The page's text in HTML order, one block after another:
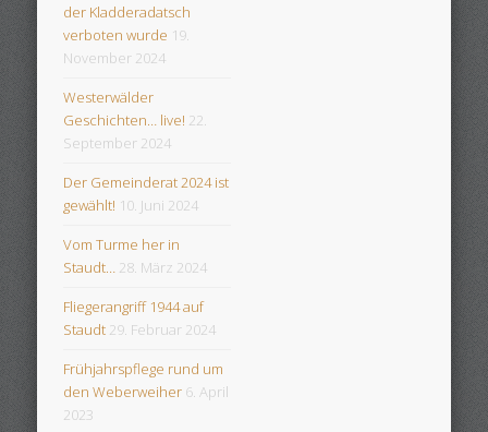
der Kladderadatsch
verboten wurde 19.
November 2024
Westerwälder
Geschichten… live! 22.
September 2024
Der Gemeinderat 2024 ist
gewählt! 10. Juni 2024
Vom Turme her in
Staudt… 28. März 2024
Fliegerangriff 1944 auf
Staudt 29. Februar 2024
Frühjahrspflege rund um
den Weberweiher 6. April
2023